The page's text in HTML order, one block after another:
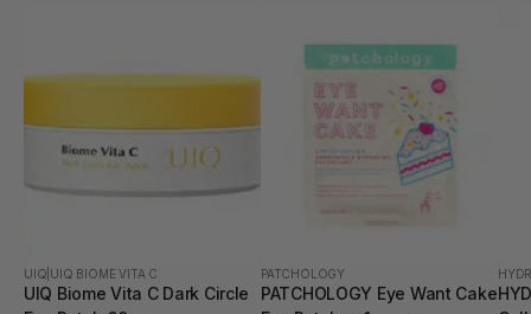
UIQ UIQ BIOME VITA C
UIQ Biome Vita C Dark Circle
PATCHOLOGY
PATCHOLOGY Eye Want Cake